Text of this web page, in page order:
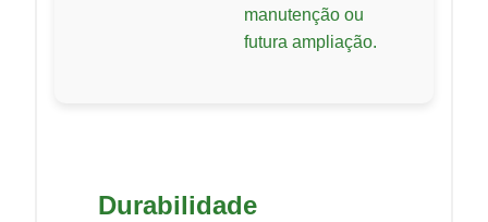
manutenção ou
futura ampliação.
Durabilidade